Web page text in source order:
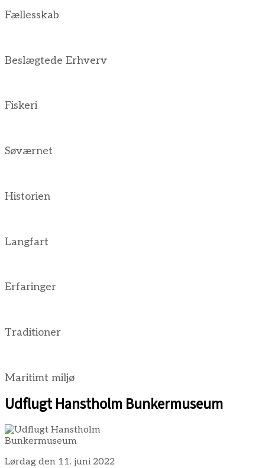
Fællesskab
Beslægtede Erhverv
Fiskeri
Søværnet
Historien
Langfart
Erfaringer
Traditioner
Maritimt miljø
Udflugt Hanstholm Bunkermuseum
Lørdag den 11. juni 2022